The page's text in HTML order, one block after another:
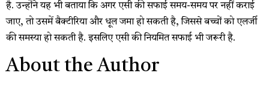
है. उन्होंने यह भी बताया कि अगर एसी की सफाई समय-समय पर नहीं कराई
जाए, तो उसमें बैक्टीरिया और धूल जमा हो सकती है, जिससे बच्चों को एलर्जी
की समस्या हो सकती है. इसलिए एसी की नियमित सफाई भी जरूरी है.
About the Author